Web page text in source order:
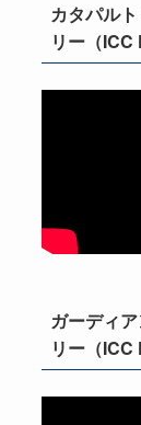
カタパル
リー（ICC
ガーディ
リー（ICC